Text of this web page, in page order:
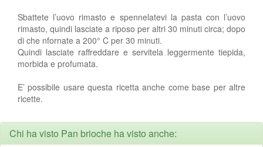
Sbattete l’uovo rimasto e spennelatevi la pasta con l’uovo
rimasto, quindi lasciate a riposo per altri 30 minuti circa; dopo
di che nfornate a 200° C per 30 minuti.
Quindi lasciate raffreddare e servitela leggermente tiepida,
morbida e profumata.
E’ possibile usare questa ricetta anche come base per altre
ricette.
Chi ha visto Pan brioche ha visto anche: